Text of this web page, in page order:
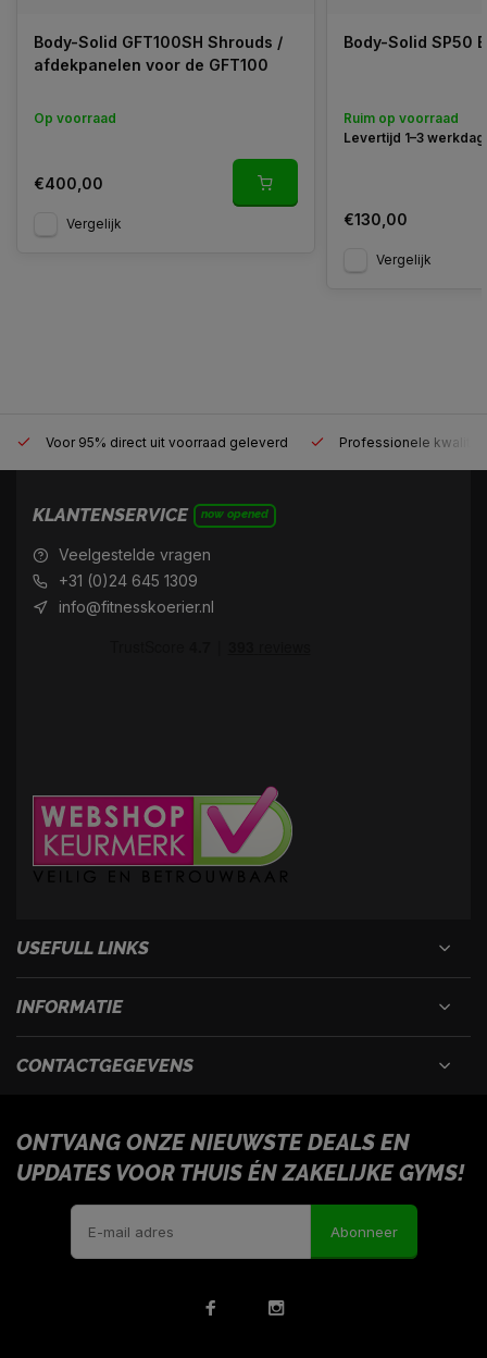
Body-Solid GFT100SH Shrouds /
afdekpanelen voor de GFT100
Op voorraad
€400,00
Vergelijk
Body-Solid SP50
Ruim op voorraad
Levertijd 1–3
€130,00
Vergelijk
Voor 95% direct uit voorraad geleverd Professionele
KLANTENSERVICE now opened
Veelgestelde vragen
+31 (0)24 645 1309
info@fitnesskoerier.nl
USEFULL LINKS
INFORMATIE
CONTACTGEGEVENS
ONTVANG ONZE NIEUWSTE DEALS EN
UPDATES VOOR THUIS ÉN ZAKELIJKE GYMS!
Abonneer